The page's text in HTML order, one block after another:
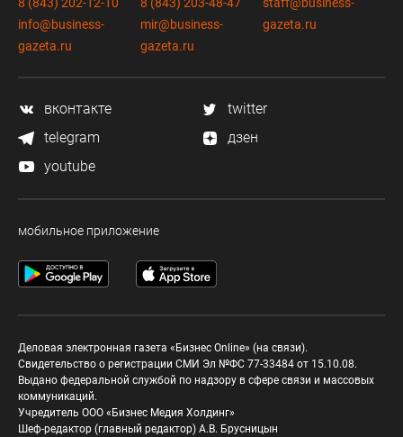
info@business-
gazeta.ru
mir@business-
gazeta.ru
gazeta.ru
вконтакте
twitter
telegram
дзен
youtube
мобильное приложение
Деловая электронная газета «Бизнес Online» (на связи).
Свидетельство о регистрации СМИ Эл №ФС 77-33484 от 15.10.08.
Выдано федеральной службой по надзору в сфере связи и массовых
коммуникаций.
Учредитель ООО «Бизнес Медия Холдинг»
Шеф-редактор (главный редактор) А.В. Брусницын